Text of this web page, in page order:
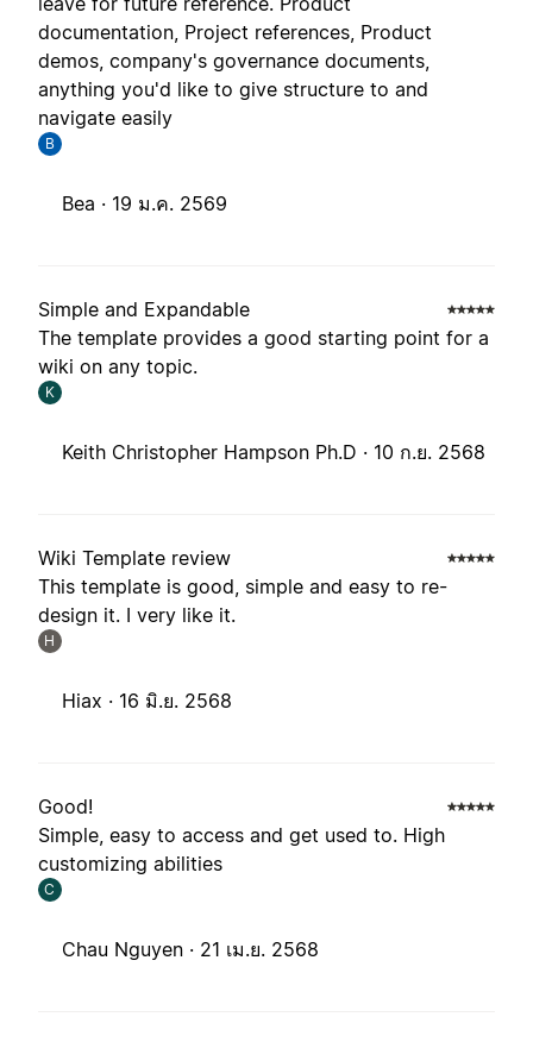
documentation, Project references, Product
demos, company's governance documents,
anything you'd like to give structure to and
navigate easily
B
Bea · 19 ม.ค. 2569
Simple and Expandable
The template provides a good starting point for a
wiki on any topic.
K
Keith Christopher Hampson Ph.D · 10 ก.ย. 2568
Wiki Template review
This template is good, simple and easy to re-
design it. I very like it.
H
Hiax · 16 มิ.ย. 2568
Good!
Simple, easy to access and get used to. High
customizing abilities
C
Chau Nguyen · 21 เม.ย. 2568